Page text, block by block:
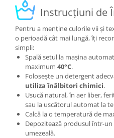
Instrucțiuni de
Pentru a menține culorile vii și
o perioadă cât mai lungă, îți
simpli:
Spală setul la mașina
maximum 40°C.
Folosește un detergent
utiliza înălbitori chimici.
Usucă natural, în aer liber,
sau la uscătorul automat la
Calcă la o temperatură de
Depozitează produsul într-
umezeală.